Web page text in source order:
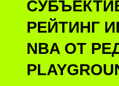
РЕЙТИНГ
NBA ОТ